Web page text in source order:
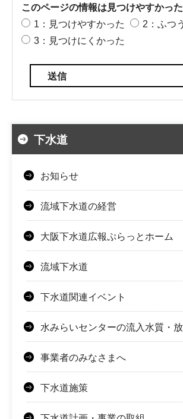
このページの情報は見つけやすかっ
1：見つけやすかった
2：ふつう
3：見つけにくかった
下水道
お知らせ
流域下水道の経営
大阪下水道広報ぷらっとホーム
流域下水道
下水道関連イベント
水みらいセンターの流入水質・
事業者のみなさまへ
下水道施策